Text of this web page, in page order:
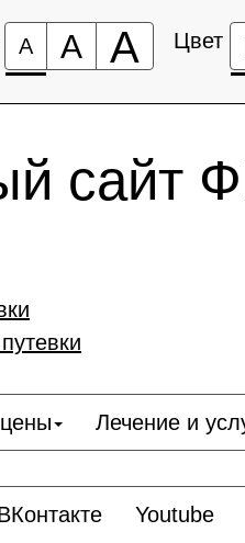
А А А Цвет
сайт
Лечение и
Youtube